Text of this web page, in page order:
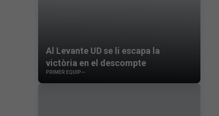
Al Levante UD se li escapa la
victòria en el descompte
PRIMER EQUIP